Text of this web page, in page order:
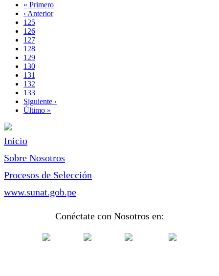
Paginación
Primera
página
« Primero
Página
anterior
‹ Anterior
Page
125
Page
126
Page
127
Page
128
Página
actual
129
Page
130
Page
131
Page
132
Page
133
Siguiente
página
Siguiente ›
Última
Último »
Inicio
Sobre Nosotros
Procesos de Selección
www.sunat.gob.pe
Conéctate con Nosotros en: